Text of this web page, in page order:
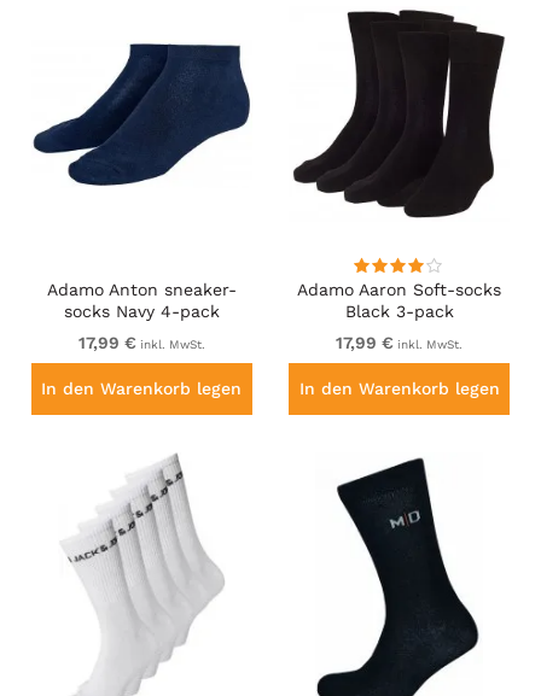
Adamo Anton sneaker-
socks Navy 4-pack
17,99 € inkl. MwSt.
In den Warenkorb legen
Adamo Aaron Soft-socks
Black 3-pack
17,99 € inkl. MwSt.
In den Warenkorb legen